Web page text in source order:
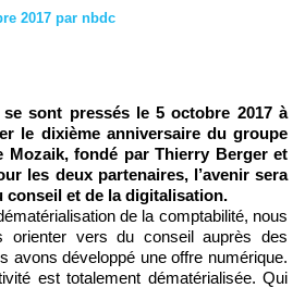
2017 par nbdc
sont pressés le 5 octobre 2017 à
le dixième anniversaire du groupe
Mozaik, fondé par Thierry Berger et
les deux partenaires, l’avenir sera
conseil et de la digitalisation.
de la comptabilité, nous
orienter vers du conseil auprès des
avons développé une offre numérique.
est totalement dématérialisée. Qui